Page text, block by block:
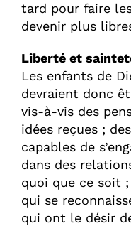
tard pour faire
devenir plus
Liberté et
Les enfants de
devraient donc
vis-à-vis des
idées reçues ;
capables de
dans des
quoi que ce soit ;
qui se
qui ont le désir